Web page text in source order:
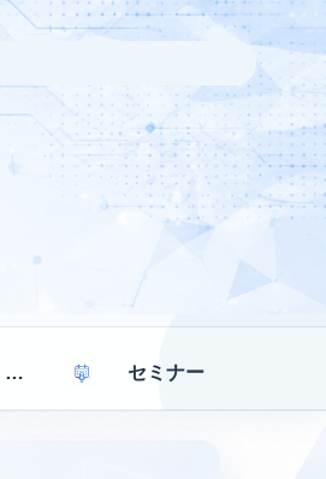
アクセス解析・効果測定 セミナー